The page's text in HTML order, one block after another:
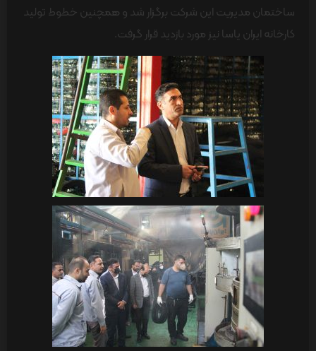
ساختمان مدیریت این شرکت برگزار شد و همچنین خطوط تولید
کارخانه ایران یاسا نیز مورد بازدید قرار گرفت.